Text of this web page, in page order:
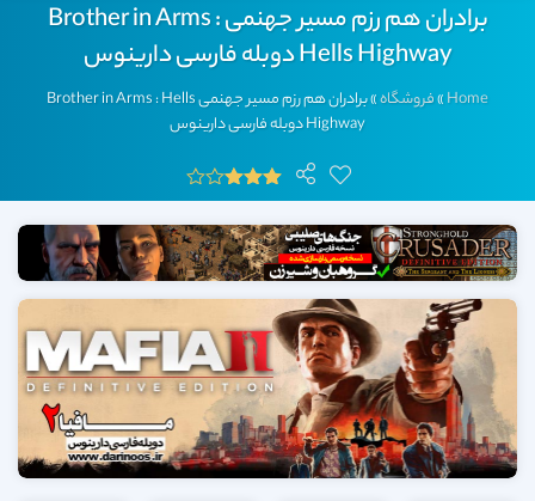
برادران هم رزم مسیر جهنمی Brother in Arms :
Hells Highway دوبله فارسی دارینوس
Home
»فروشگاه»
برادران هم رزم مسیر جهنمی Brother in Arms : Hells
Highway دوبله فارسی دارینوس